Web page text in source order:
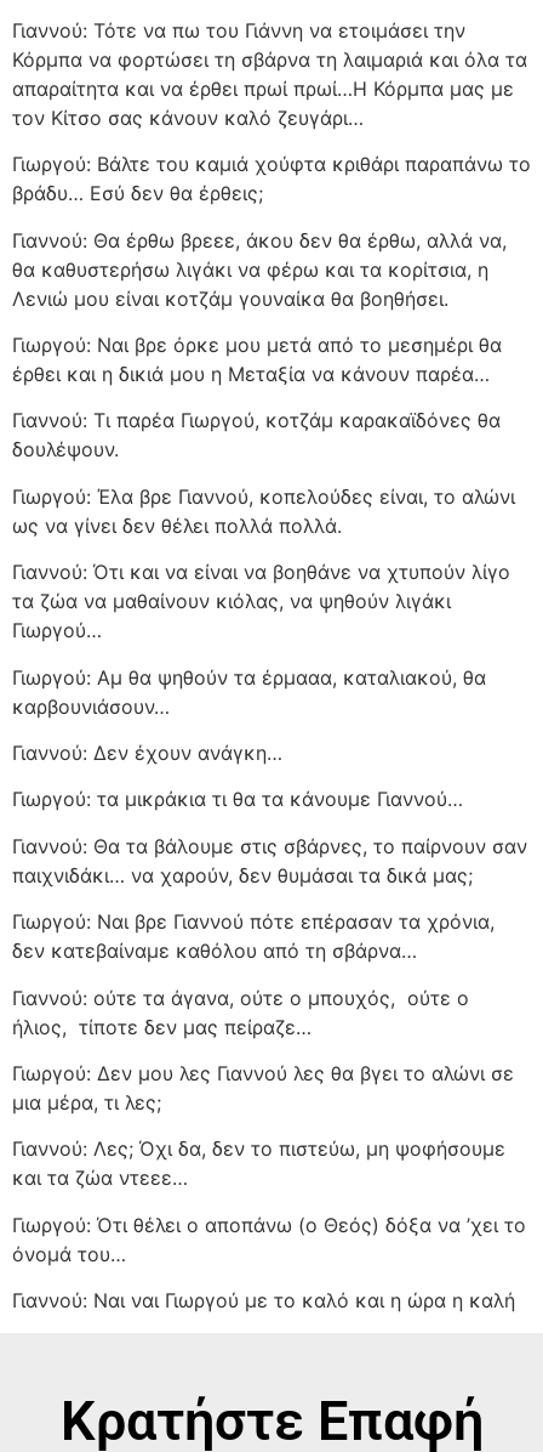
Γιαννού: Τότε να πω του Γιάννη να ετοιμάσει την
Κόρμπα να φορτώσει τη σβάρνα τη λαιμαριά και όλα τα
απαραίτητα και να έρθει πρωί πρωί…Η Κόρμπα μας με
τον Κίτσο σας κάνουν καλό ζευγάρι…
Γιωργού: Βάλτε του καμιά χούφτα κριθάρι παραπάνω το
βράδυ… Εσύ δεν θα έρθεις;
Γιαννού: Θα έρθω βρεεε, άκου δεν θα έρθω, αλλά να,
θα καθυστερήσω λιγάκι να φέρω και τα κορίτσια, η
Λενιώ μου είναι κοτζάμ γουναίκα θα βοηθήσει.
Γιωργού: Ναι βρε όρκε μου μετά από το μεσημέρι θα
έρθει και η δικιά μου η Μεταξία να κάνουν παρέα…
Γιαννού: Τι παρέα Γιωργού, κοτζάμ καρακαϊδόνες θα
δουλέψουν.
Γιωργού: Έλα βρε Γιαννού, κοπελούδες είναι, το αλώνι
ως να γίνει δεν θέλει πολλά πολλά.
Γιαννού: Ότι και να είναι να βοηθάνε να χτυπούν λίγο
τα ζώα να μαθαίνουν κιόλας, να ψηθούν λιγάκι
Γιωργού…
Γιωργού: Αμ θα ψηθούν τα έρμααα, καταλιακού, θα
καρβουνιάσουν…
Γιαννού: Δεν έχουν ανάγκη…
Γιωργού: τα μικράκια τι θα τα κάνουμε Γιαννού…
Γιαννού: Θα τα βάλουμε στις σβάρνες, το παίρνουν σαν
παιχνιδάκι… να χαρούν, δεν θυμάσαι τα δικά μας;
Γιωργού: Ναι βρε Γιαννού πότε επέρασαν τα χρόνια,
δεν κατεβαίναμε καθόλου από τη σβάρνα…
Γιαννού: ούτε τα άγανα, ούτε ο μπουχός, ούτε ο
ήλιος, τίποτε δεν μας πείραζε…
Γιωργού: Δεν μου λες Γιαννού λες θα βγει το αλώνι σε
μια μέρα, τι λες;
Γιαννού: Λες; Όχι δα, δεν το πιστεύω, μη ψοφήσουμε
και τα ζώα ντεεε…
Γιωργού: Ότι θέλει ο αποπάνω (ο Θεός) δόξα να ’χει το
όνομά του…
Γιαννού: Ναι ναι Γιωργού με το καλό και η ώρα η καλή
Κρατήστε Επαφή